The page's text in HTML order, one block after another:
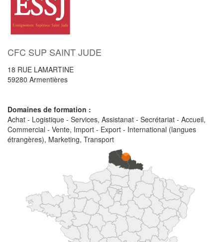
CFC SUP SAINT JUDE
18 RUE LAMARTINE
59280 Armentières
Domaines de formation :
Achat - Logistique - Services, Assistanat - Secrétariat - Accueil,
Commercial - Vente, Import - Export - International (langues
étrangères), Marketing, Transport